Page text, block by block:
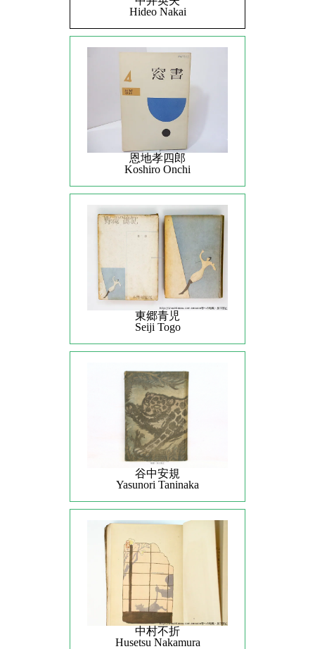
Hideo Nakai
恩地孝四郎
Koshiro Onchi
東郷青児
Seiji Togo
谷中安規
Yasunori Taninaka
中村不折
Husetsu Nakamura